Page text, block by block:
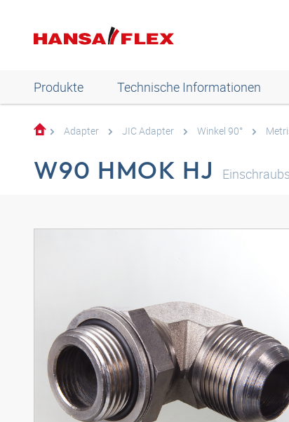
Produkte Technische Informationen
Adapter JIC Adapter Winkel 90°
W90 HMOK HJ
3D Modell